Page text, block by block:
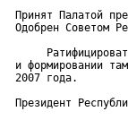
Принят Палатой
Одобрен Советом
и формировании
2007 года.
Президент